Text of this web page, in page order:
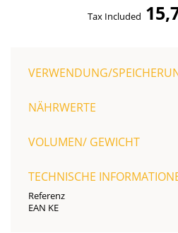
Tax Included
VERWENDUNG/
NÄHRWERTE
VOLUMEN/ GEWICHT
TECHNISCHE
Referenz
EAN KE